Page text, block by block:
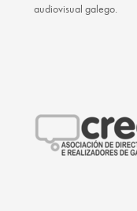
audiovisual galego.